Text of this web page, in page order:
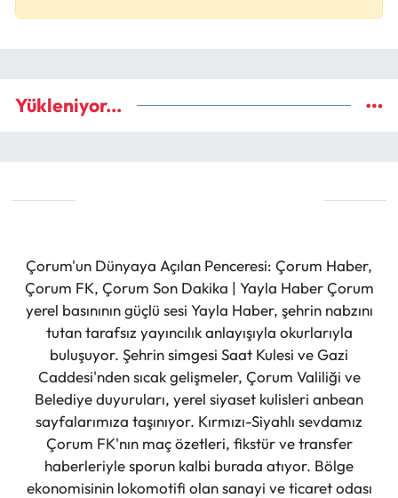
Yükleniyor...
Çorum'un Dünyaya Açılan Penceresi: Çorum Haber,
Çorum FK, Çorum Son Dakika | Yayla Haber Çorum
yerel basınının güçlü sesi Yayla Haber, şehrin nabzını
tutan tarafsız yayıncılık anlayışıyla okurlarıyla
buluşuyor. Şehrin simgesi Saat Kulesi ve Gazi
Caddesi'nden sıcak gelişmeler, Çorum Valiliği ve
Belediye duyuruları, yerel siyaset kulisleri anbean
sayfalarımıza taşınıyor. Kırmızı-Siyahlı sevdamız
Çorum FK'nın maç özetleri, fikstür ve transfer
haberleriyle sporun kalbi burada atıyor. Bölge
ekonomisinin lokomotifi olan sanayi ve ticaret odası